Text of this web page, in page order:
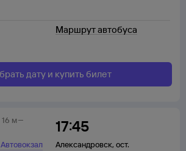
Маршрут автобуса
дату и купить билет
Автовокзал
17:45
Александровск, ост.
16 м